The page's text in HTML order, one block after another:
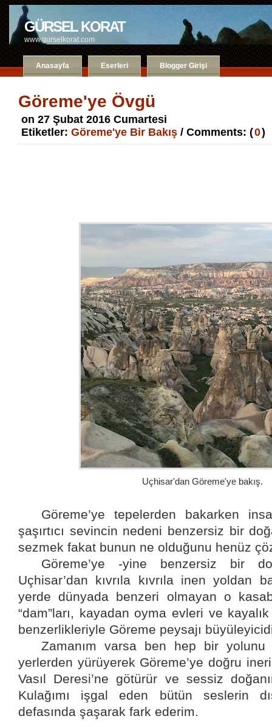
GÜRSEL KORAT
www.gurselkorat.com
Anasayfa Eserleri Blogger Girişi
Göreme'ye Övgü
on 27 Şubat 2016 Cumartesi
Etiketler: Göreme'ye Bir Bakış / Comments: (0)
Uçhisar'dan Göreme'ye bakış.
Göreme’ye tepelerden bakarken
şaşırtıcı sevincin nedeni benzersiz bir
sezmek fakat bunun ne olduğunu henüz
Göreme’ye -yine benzersiz bir
Uçhisar’dan kıvrıla kıvrıla inen yoldan
yerde dünyada benzeri olmayan o
“dam”ları, kayadan oyma evleri ve
benzerlikleriyle Göreme peysajı
Zamanım varsa ben hep bir yolunu
yerlerden yürüyerek Göreme’ye doğru
Vasıl Deresi’ne götürür ve sessiz
Kulağımı işgal eden bütün seslerin
defasında şaşarak fark ederim.